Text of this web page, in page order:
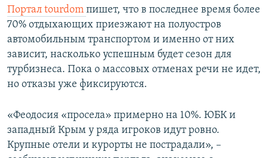
Портал tourdom пишет, что в последнее время более
70% отдыхающих приезжают на полуостров
автомобильным транспортом и именно от них
зависит, насколько успешным будет сезон для
турбизнеса. Пока о массовых отменах речи не идет,
но отказы уже фиксируются.
«Феодосия «просела» примерно на 10%. ЮБК и
западный Крым у ряда игроков идут ровно.
Крупные отели и курорты не пострадали», –